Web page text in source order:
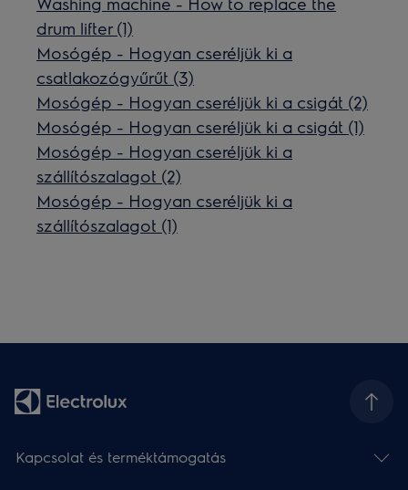
drum lifter (1)
Mosógép - Hogyan cseréljük ki a
csatlakozógyűrűt (3)
Mosógép - Hogyan cseréljük ki a csigát (2)
Mosógép - Hogyan cseréljük ki a csigát (1)
Mosógép - Hogyan cseréljük ki a
szállítószalagot (2)
Mosógép - Hogyan cseréljük ki a
szállítószalagot (1)
Kapcsolat és terméktámogatás